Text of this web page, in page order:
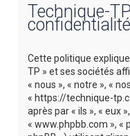
Technique-
confidentialité
Cette politique
TP » et ses sociétés
« nous », « notre », «
« https://technique-
après par « ils », « eux
« www.phpbb.com », «